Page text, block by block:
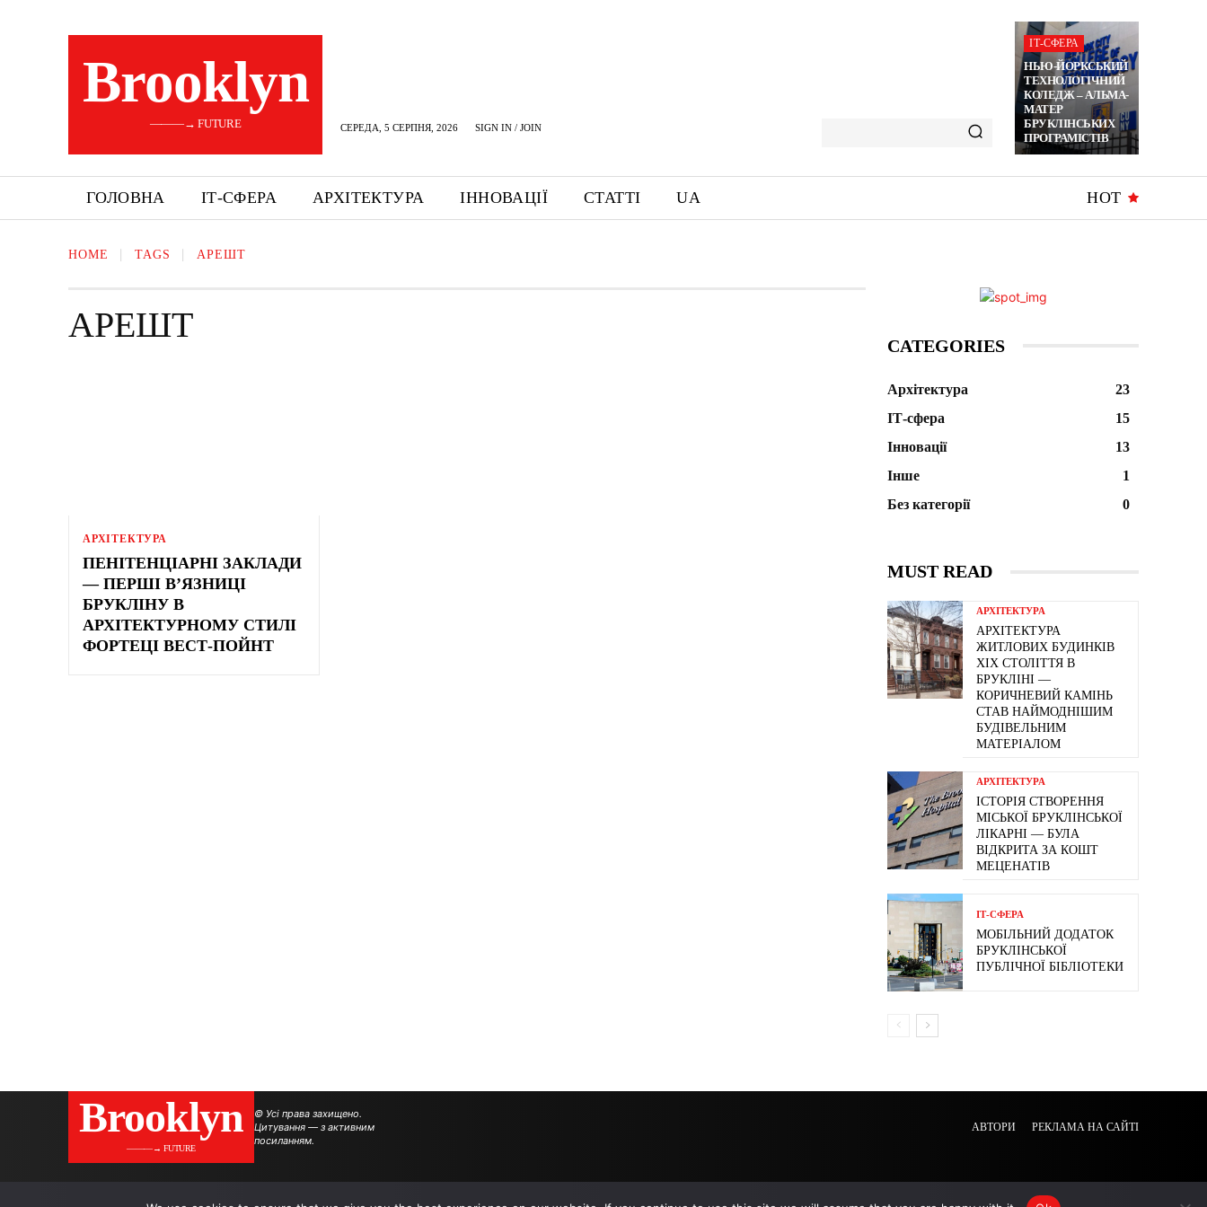
Brooklyn
———→ FUTURE СЕРЕДА, 5 СЕРПНЯ, 2026 SIGN IN / JOIN
ІТ-СФЕРА
НЬЮ-ЙОРКСЬКИЙ
ТЕХНОЛОГІЧНИЙ
КОЛЕДЖ – АЛЬМА-
МАТЕР
БРУКЛІНСЬКИХ
ПРОГРАМІСТІВ
ГОЛОВНА ІТ-СФЕРА АРХІТЕКТУРА ІННОВАЦІЇ СТАТТІ UA HOT
HOME TAGS АРЕШТ
АРЕШТ
АРХІТЕКТУРА
ПЕНІТЕНЦІАРНІ ЗАКЛАДИ
— ПЕРШІ В’ЯЗНИЦІ
БРУКЛІНУ В
АРХІТЕКТУРНОМУ СТИЛІ
ФОРТЕЦІ ВЕСТ-ПОЙНТ
CATEGORIES
Архітектура
23
ІТ-сфера
15
Інновації
13
Інше
1
Без категорії
0
MUST READ
АРХІТЕКТУРА
АРХІТЕКТУРА
ЖИТЛОВИХ БУДИНКІВ
ХІХ СТОЛІТТЯ В
БРУКЛІНІ —
КОРИЧНЕВИЙ КАМІНЬ
СТАВ НАЙМОДНІШИМ
БУДІВЕЛЬНИМ
МАТЕРІАЛОМ
АРХІТЕКТУРА
ІСТОРІЯ СТВОРЕННЯ
МІСЬКОЇ БРУКЛІНСЬКОЇ
ЛІКАРНІ — БУЛА
ВІДКРИТА ЗА КОШТ
МЕЦЕНАТІВ
ІТ-СФЕРА
МОБІЛЬНИЙ ДОДАТОК
БРУКЛІНСЬКОЇ
ПУБЛІЧНОЇ БІБЛІОТЕКИ
Brooklyn
———→ FUTURE
© Усі права захищено.
Цитування — з активним
посиланням.
АВТОРИ РЕКЛАМА НА САЙТІ